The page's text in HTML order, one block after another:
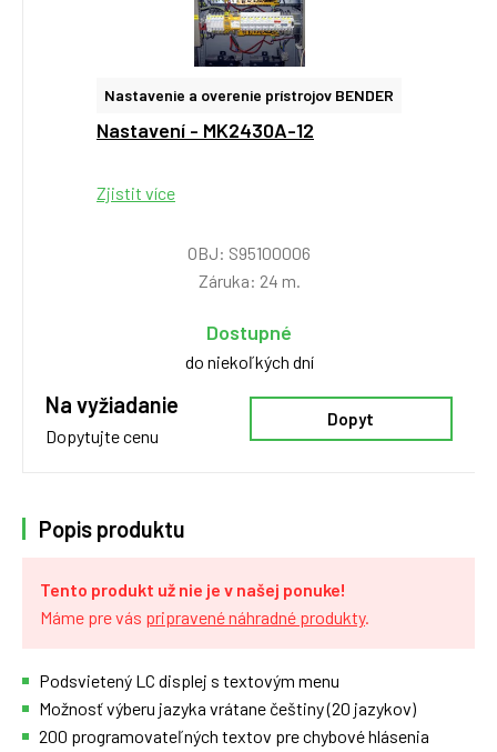
Nastavenie a overenie prístrojov BENDER
Nastavení - MK2430A-12
Zjistit více
OBJ: S95100006
Záruka: 24 m.
Dostupné
do niekoľkých dní
Na vyžiadanie
Dopytujte cenu
Dopyt
Popis produktu
Tento produkt už nie je v našej ponuke!
Máme pre vás pripravené náhradné produkty.
Podsvietený LC displej s textovým menu
Možnosť výberu jazyka vrátane češtiny (20 jazykov)
200 programovateľných textov pre chybové hlásenia